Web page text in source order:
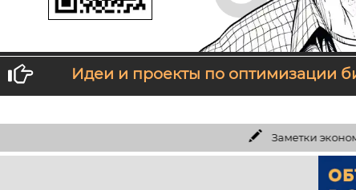
Идеи и проекты по оптимизации
не нравится то, что ты получаешь, измени то,
Заметки экономиста: Можно ли